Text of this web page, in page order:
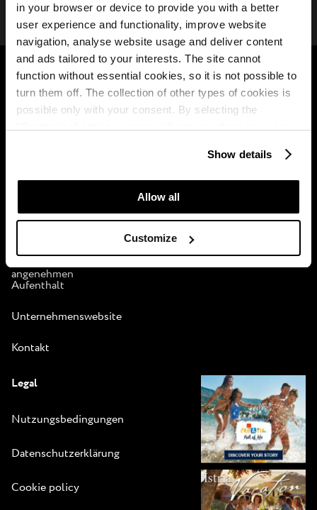
in your browser or device to provide you with a better
user experience and functionality, improve website
navigation, analyse website usage and deliver content
and ads tailored to your interests. The site cannot
function without essential cookies, so it is not possible to
turn them off. The collection of other types of cookies is
possible only with your consent. By selecting the
which purposes we may process your data. You can
manage your “Details” selection in your browser at any
Show details
Allow all
Customize
Plava Laguna
Über uns
Broschüre zur Plava
Laguna
Leitfaden für einen
angenehmen
Aufenthalt
Unternehmenswebsite
Kontakt
B2B
Partners
MICE
Legal
Nutzungsbedingungen
Datenschutzerklärung
Cookie policy